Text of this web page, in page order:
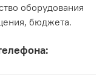
оборудования
бюджета.